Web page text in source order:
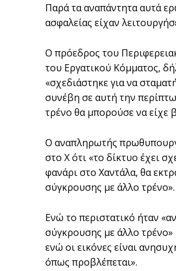
Παρά τα αναπάντητα αυτά
ασφαλείας είχαν
Ο πρόεδρος του
του Εργατικού Κόμματος,
«σχεδιάστηκε για να
συνέβη σε αυτή την
τρένο θα μπορούσε να είχε
Ο αναπληρωτής
στο X ότι «το δίκτυο έχει
φανάρι στο Χαντάλα, θα
σύγκρουσης με άλλο τρένο».
Ενώ το περιστατικό ήταν
σύγκρουσης με άλλο τρένο»
ενώ οι εικόνες είναι
όπως προβλέπεται».